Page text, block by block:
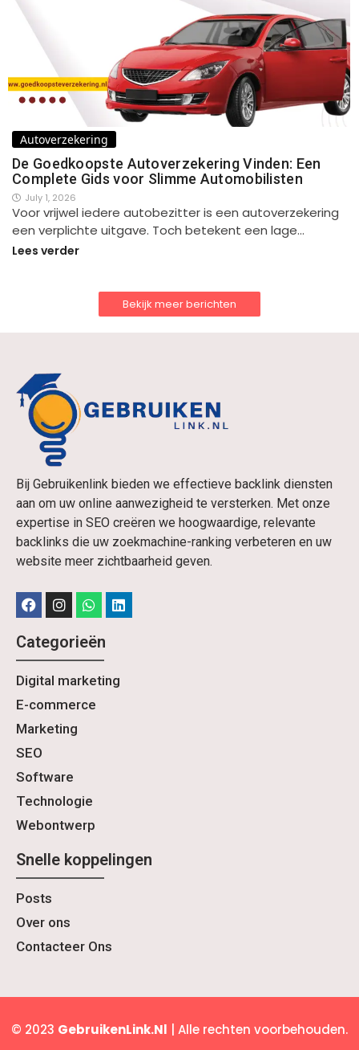
Autoverzekering
De Goedkoopste Autoverzekering Vinden: Een
Complete Gids voor Slimme Automobilisten
July 1, 2026
Voor vrijwel iedere autobezitter is een autoverzekering
een verplichte uitgave. Toch betekent een lage…
Lees verder
Bekijk meer berichten
Bij Gebruikenlink bieden we effectieve backlink diensten
aan om uw online aanwezigheid te versterken. Met onze
expertise in SEO creëren we hoogwaardige, relevante
backlinks die uw zoekmachine-ranking verbeteren en uw
website meer zichtbaarheid geven.
Categorieën
Digital marketing
E-commerce
Marketing
SEO
Software
Technologie
Webontwerp
Snelle koppelingen
Posts
Over ons
Contacteer Ons
© 2023 GebruikenLink.Nl | Alle rechten voorbehouden.